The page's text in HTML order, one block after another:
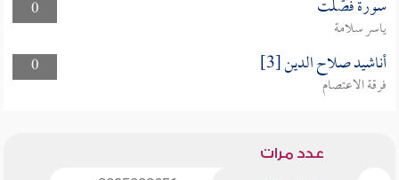
0
سورة فصّلت
ياسر سلامة
0
أناشيد صلاح الدين [3]
فرقة الاعتصام
عدد مرات